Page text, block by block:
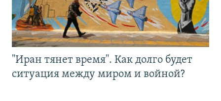
"Иран тянет время". Как долго будет
ситуация между миром и войной?